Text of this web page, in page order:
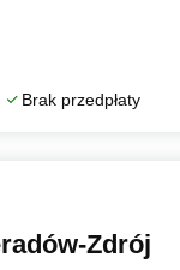
Brak przedpłaty
Zdrój